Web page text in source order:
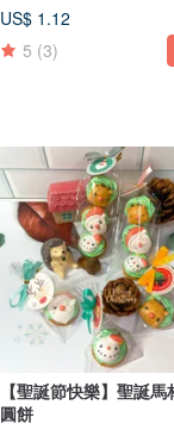
US$ 1.12
5 (3)
【聖誕節快樂】聖誕馬
圓餅